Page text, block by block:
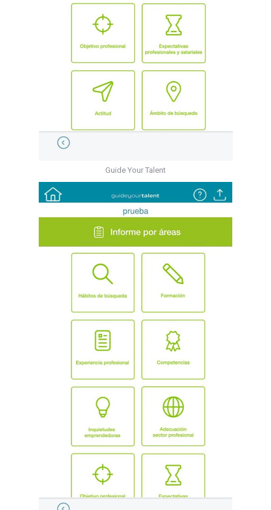
Guide Your Talent